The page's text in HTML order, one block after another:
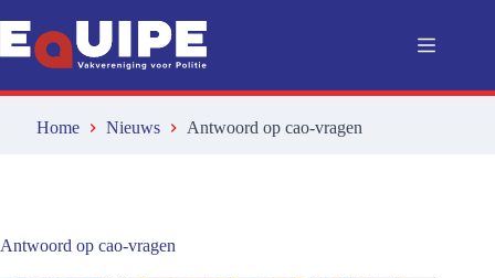
naar
de
inhoud
Home Nieuws Antwoord op cao-vragen
Antwoord op cao-vragen